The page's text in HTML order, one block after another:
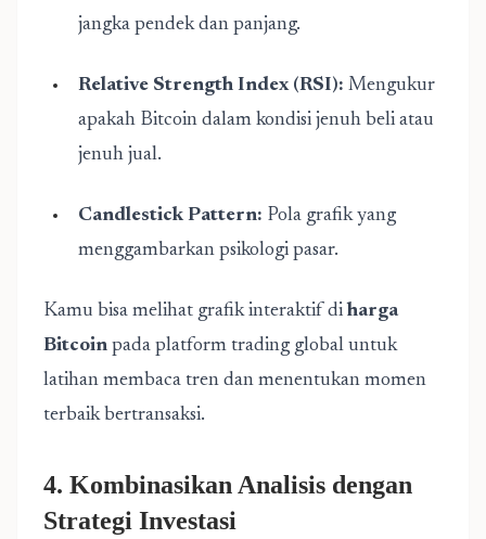
jangka pendek dan panjang.
Relative Strength Index (RSI): Mengukur
apakah Bitcoin dalam kondisi jenuh beli atau
jenuh jual.
Candlestick Pattern: Pola grafik yang
menggambarkan psikologi pasar.
Kamu bisa melihat grafik interaktif di harga
Bitcoin pada platform trading global untuk
latihan membaca tren dan menentukan momen
terbaik bertransaksi.
4. Kombinasikan Analisis dengan
Strategi Investasi